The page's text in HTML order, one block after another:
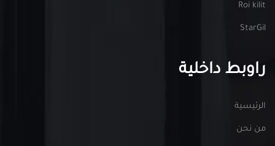
Roi kilit
StarGil
راوبط داخلية
الرئيسية
من نحن